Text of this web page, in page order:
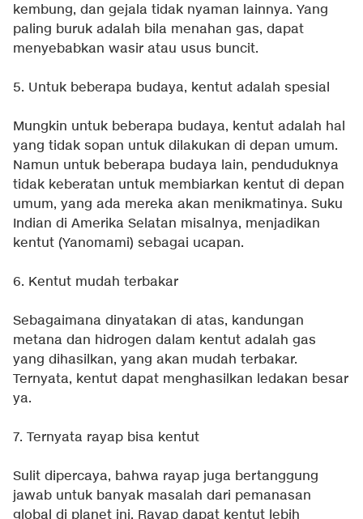
kembung, dan gejala tidak nyaman lainnya. Yang
paling buruk adalah bila menahan gas, dapat
menyebabkan wasir atau usus buncit.
5. Untuk beberapa budaya, kentut adalah spesial
Mungkin untuk beberapa budaya, kentut adalah hal
yang tidak sopan untuk dilakukan di depan umum.
Namun untuk beberapa budaya lain, penduduknya
tidak keberatan untuk membiarkan kentut di depan
umum, yang ada mereka akan menikmatinya. Suku
Indian di Amerika Selatan misalnya, menjadikan
kentut (Yanomami) sebagai ucapan.
6. Kentut mudah terbakar
Sebagaimana dinyatakan di atas, kandungan
metana dan hidrogen dalam kentut adalah gas
yang dihasilkan, yang akan mudah terbakar.
Ternyata, kentut dapat menghasilkan ledakan besar
ya.
7. Ternyata rayap bisa kentut
Sulit dipercaya, bahwa rayap juga bertanggung
jawab untuk banyak masalah dari pemanasan
global di planet ini. Rayap dapat kentut lebih